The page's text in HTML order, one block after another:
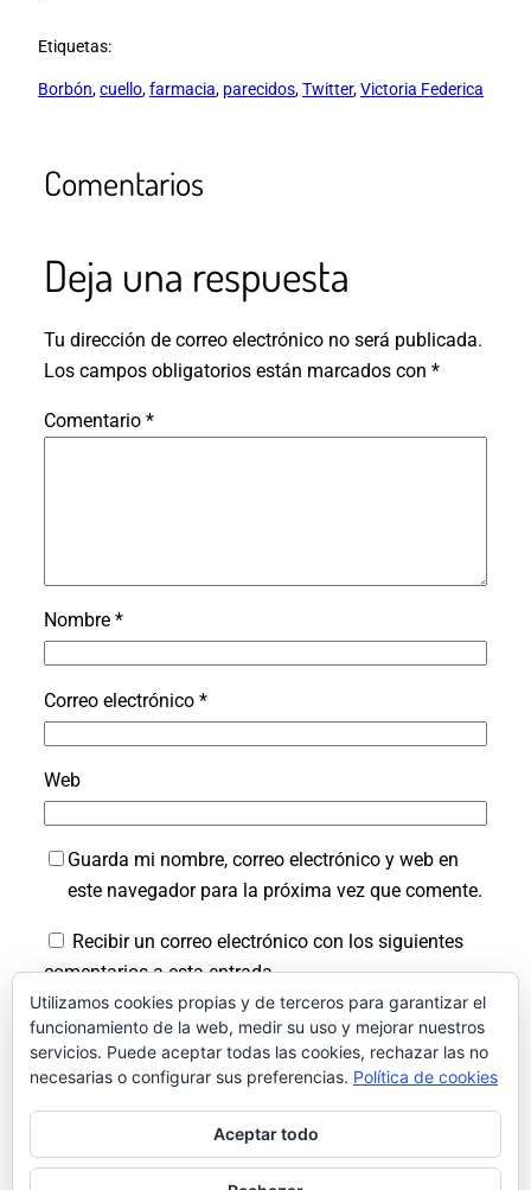
Etiquetas:
Borbón, cuello, farmacia, parecidos, Twitter, Victoria Federica
Comentarios
Deja una respuesta
Tu dirección de correo electrónico no será publicada.
Los campos obligatorios están marcados con *
Comentario *
Nombre *
Correo electrónico *
Web
Guarda mi nombre, correo electrónico y web en
este navegador para la próxima vez que comente.
Recibir un correo electrónico con los siguientes
comentarios a esta entrada.
Recibir un correo electrónico con cada nueva
entrada.
Utilizamos cookies propias y de terceros para garantizar el
funcionamiento de la web, medir su uso y mejorar nuestros
servicios. Puede aceptar todas las cookies, rechazar las no
necesarias o configurar sus preferencias. Política de cookies
Aceptar todo